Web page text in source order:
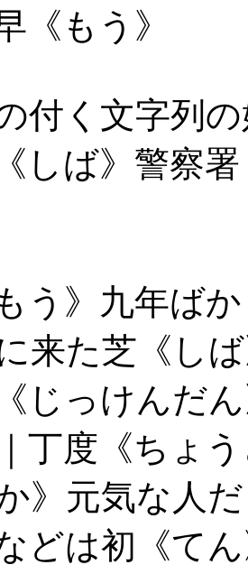
《もう》
付く文字列
しば》警察
う》九年ば
来た芝《し
じっけんだ
丁度《ちょ
》元気な人
どは初《て